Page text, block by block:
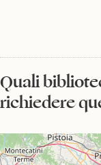
Quali
richiedere